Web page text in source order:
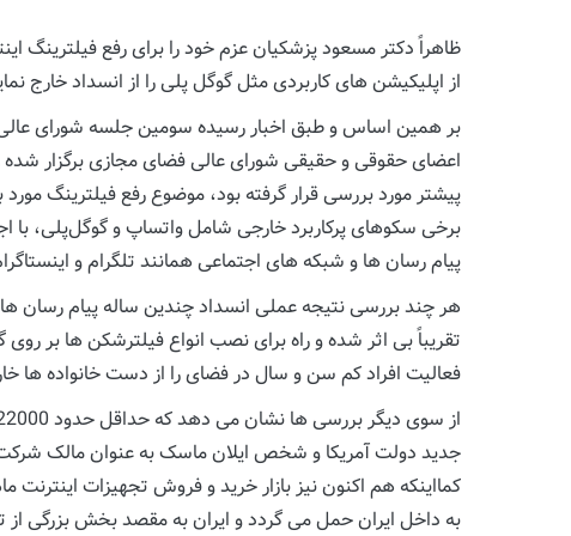
ظاهراً دکتر مسعود پزشکیان عزم خود را برای رفع فیلترینگ
از اپلیکیشن های کاربردی مثل گوگل پلی را از انسداد خارج
بر همین اساس و طبق اخبار رسیده سومین جلسه شورای
اعضای حقوقی و حقیقی شورای عالی فضای مجازی برگزار
پیشتر مورد بررسی قرار گرفته بود، موضوع رفع فیلترینگ
برخی سکوهای پرکاربرد خارجی شامل واتساپ و گوگل‌پلی،
پیام رسان ها و شبکه های اجتماعی همانند تلگرام و
هر چند بررسی نتیجه عملی انسداد چندین ساله پیام رسان
تقریباً بی اثر شده و راه برای نصب انواع فیلترشکن ها بر
فعالیت افراد کم سن و سال در فضای را از دست خانواده ها
جدید دولت آمریکا و شخص ایلان ماسک به عنوان مالک شرکت
کمااینکه هم اکنون نیز بازار خرید و فروش تجهیزات
به داخل ایران حمل می گردد و ایران به مقصد بخش بزرگی از